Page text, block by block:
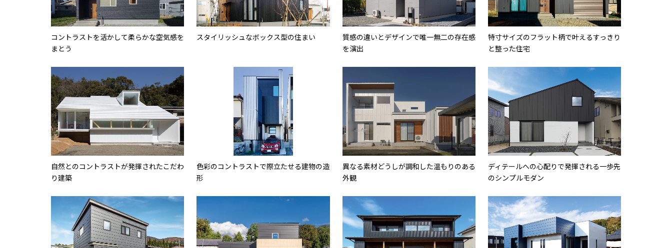
コントラストを活かして柔らかな空気感を
まとう
スタイリッシュなボックス型の住まい
質感の違いとデザインで唯一無二の存在感
を演出
特寸サイズのフラット柄で叶えるすっきり
と整った住宅
自然とのコントラストが発揮されたこだわ
り建築
色彩のコントラストで際立たせる建物の造
形
異なる素材どうしが調和した温もりのある
外観
ディテールへの心配りで発揮される一歩先
のシンプルモダン